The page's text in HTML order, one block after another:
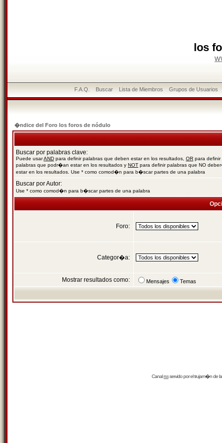
los
F.A.Q. Buscar Lista de Miembros Grupos de Usuarios
�ndice del Foro los foros de nódulo
Buscar por palabras clave:
Puede usarAND para definir palabras que deben estar en los resultados, OR para definir
palabras que podr�an estar en los resultados y NOT para definir palabras que NO
estar en los resultados. Use * como comod�n para b�scar partes de una palabra
Buscar por Autor:
Use * como comod�n para b�scar partes de una palabra
Foro:
Categor�a:
Mostrar resultados como: Mensajes Temas
Canalrssservido por eltrujam�nde